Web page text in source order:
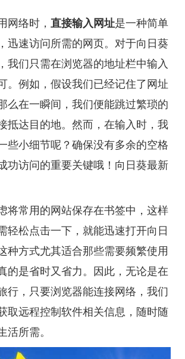
网络时， 直接输入网址是一种简单
迅速访问所需的网页。对于向日葵
我们只需在浏览器的地址栏中输入
。例如，假设我们已经记住了网址
么在一瞬间，我们便能跳过繁琐的
抵达目的地。然而，在输入时，我
些小细节呢？确保没有多余的空格
功访问的重要关键哦！ 向日葵最新
将常用的网站保存在书签中，这样
轻松点击一下，就能迅速打开向日
种方式尤其适合那些需要频繁使用
的是省时又省力。因此，无论是在
行，只要浏览器能连接网络，我们
取远程控制软件相关信息，随时随
活所需。